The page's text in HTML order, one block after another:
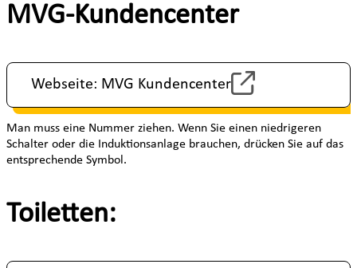
MVG-Kundencenter
Webseite: MVG Kundencenter
Man muss eine Nummer ziehen. Wenn Sie einen niedrigeren
Schalter oder die Induktionsanlage brauchen, drücken Sie auf das
entsprechende Symbol.
Toiletten: